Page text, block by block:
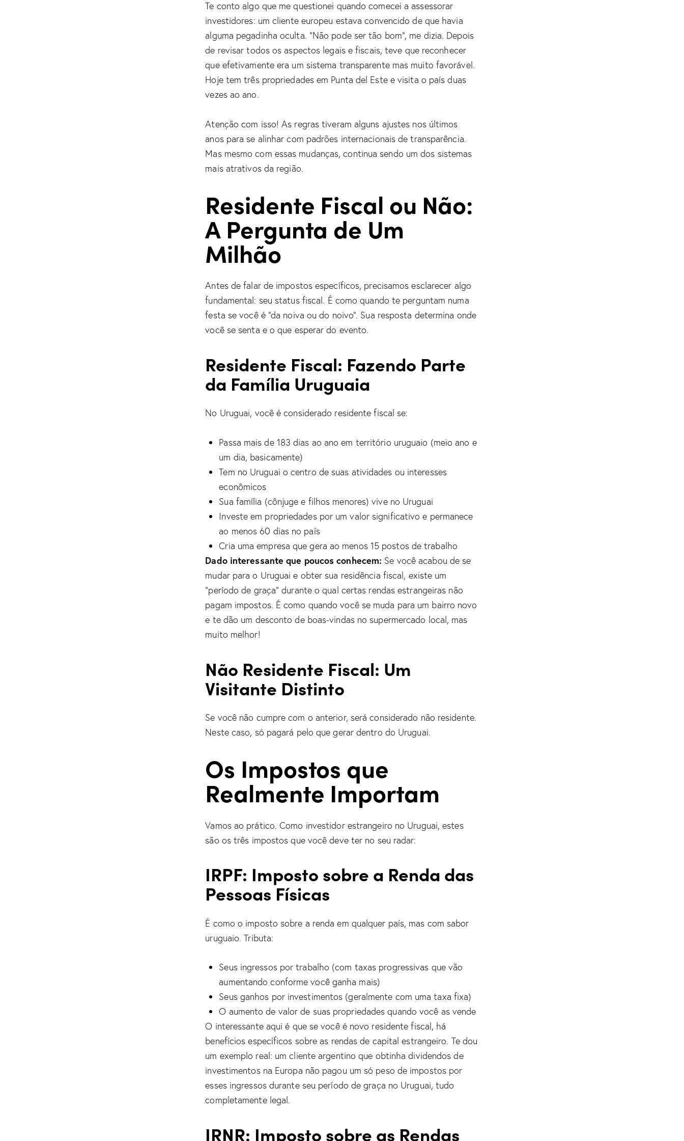
Te conto algo que me questionei quando comecei a assessorar
investidores: um cliente europeu estava convencido de que havia
alguma pegadinha oculta. “Não pode ser tão bom”, me dizia. Depois
de revisar todos os aspectos legais e fiscais, teve que reconhecer
que efetivamente era um sistema transparente mas muito favorável.
Hoje tem três propriedades em Punta del Este e visita o país duas
vezes ao ano.
Atenção com isso! As regras tiveram alguns ajustes nos últimos
anos para se alinhar com padrões internacionais de transparência.
Mas mesmo com essas mudanças, continua sendo um dos sistemas
mais atrativos da região.
Residente Fiscal ou Não:
A Pergunta de Um
Milhão
Antes de falar de impostos específicos, precisamos esclarecer algo
fundamental: seu status fiscal. É como quando te perguntam numa
festa se você é “da noiva ou do noivo”. Sua resposta determina onde
você se senta e o que esperar do evento.
Residente Fiscal: Fazendo Parte
da Família Uruguaia
No Uruguai, você é considerado residente fiscal se:
Passa mais de 183 dias ao ano em território uruguaio (meio ano e
um dia, basicamente)
Tem no Uruguai o centro de suas atividades ou interesses
econômicos
Sua família (cônjuge e filhos menores) vive no Uruguai
Investe em propriedades por um valor significativo e permanece
ao menos 60 dias no país
Cria uma empresa que gera ao menos 15 postos de trabalho
Dado interessante que poucos conhecem: Se você acabou de se
mudar para o Uruguai e obter sua residência fiscal, existe um
“período de graça” durante o qual certas rendas estrangeiras não
pagam impostos. É como quando você se muda para um bairro novo
e te dão um desconto de boas-vindas no supermercado local, mas
muito melhor!
Não Residente Fiscal: Um
Visitante Distinto
Se você não cumpre com o anterior, será considerado não residente.
Neste caso, só pagará pelo que gerar dentro do Uruguai.
Os Impostos que
Realmente Importam
Vamos ao prático. Como investidor estrangeiro no Uruguai, estes
são os três impostos que você deve ter no seu radar:
IRPF: Imposto sobre a Renda das
Pessoas Físicas
É como o imposto sobre a renda em qualquer país, mas com sabor
uruguaio. Tributa:
Seus ingressos por trabalho (com taxas progressivas que vão
aumentando conforme você ganha mais)
Seus ganhos por investimentos (geralmente com uma taxa fixa)
O aumento de valor de suas propriedades quando você as vende
O interessante aqui é que se você é novo residente fiscal, há
benefícios específicos sobre as rendas de capital estrangeiro. Te dou
um exemplo real: um cliente argentino que obtinha dividendos de
investimentos na Europa não pagou um só peso de impostos por
esses ingressos durante seu período de graça no Uruguai, tudo
completamente legal.
IRNR: Imposto sobre as Rendas